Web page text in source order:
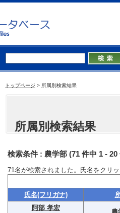
トップページ > 所属別検索結果
所属別検索結果
検索条件 : 農学部 (71 件中 1 - 20
71名が検索されました。氏名をクリ
氏名(フリガナ)
阿部 孝宏